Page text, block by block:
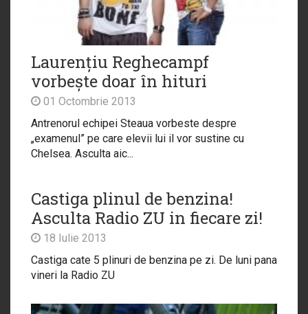
Laurențiu Reghecampf
vorbește doar în hituri
01 Octombrie 2013
Antrenorul echipei Steaua vorbeste despre
„examenul” pe care elevii lui il vor sustine cu
Chelsea. Asculta aic...
Castiga plinul de benzina!
Asculta Radio ZU in fiecare zi!
18 Iulie 2013
Castiga cate 5 plinuri de benzina pe zi. De luni pana
vineri la Radio ZU